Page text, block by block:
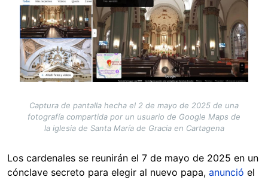
Captura de pantalla hecha el 2 de mayo de 2025 de una
fotografía compartida por un usuario de Google Maps de
la iglesia de Santa María de Gracia en Cartagena
Los cardenales se reunirán el 7 de mayo de 2025 en un
cónclave secreto para elegir al nuevo papa, anunció el